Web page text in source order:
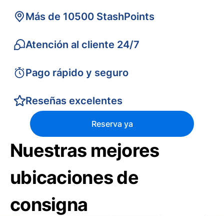
Más de 10500 StashPoints
Atención al cliente 24/7
Pago rápido y seguro
Reseñas excelentes
Reserva ya
Nuestras mejores
ubicaciones de
consigna